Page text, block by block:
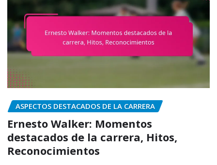
ASPECTOS DESTACADOS DE LA CARRERA
Ernesto Walker: Momentos
destacados de la carrera, Hitos,
Reconocimientos